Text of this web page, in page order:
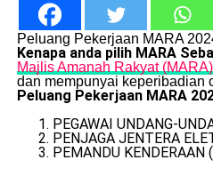
Peluang Pekerjaan MARA
Kenapa anda pilih MARA
Majlis Amanah Rakyat (MARA)
dan mempunyai keperibadian
Peluang Pekerjaan MARA
PEGAWAI UNDANG-
PENJAGA JENTERA
PEMANDU